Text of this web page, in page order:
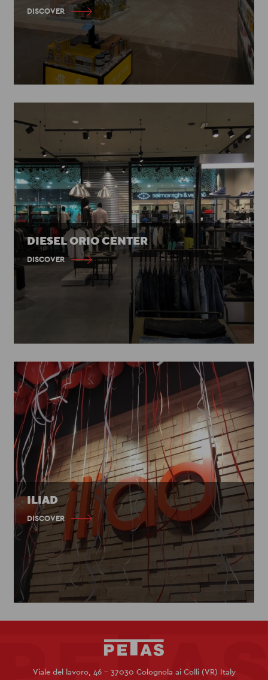
DISCOVER
DIESEL ORIO CENTER
DISCOVER
ILIAD
DISCOVER
Viale del lavoro, 46 - 37030 Colognola ai Colli (VR) Italy